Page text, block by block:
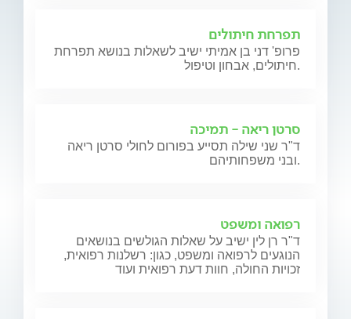
תפרחת חיתולים
פרופ' דני בן אמיתי ישיב לשאלות בנושא תפרחת
חיתולים, אבחון וטיפול.
סרטן ריאה - תמיכה
ד"ר שני שילה תסייע בפורום לחולי סרטן ריאה
ובני משפחותיהם.
רפואה ומשפט
ד"ר רן לין ישיב על שאלות הגולשים בנושאים
הנוגעים לרפואה ומשפט, כגון: רשלנות רפואית,
זכויות החולה, חוות דעת רפואית ועוד